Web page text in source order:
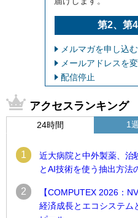
第2、第
メルマガを申し込む
メールアドレスを
配信停止
アクセスランキング
24時間
1
近大病院と中外製薬、治
とAI技術を使う抽出方法
2
【COMPUTEX 2026：
経済成長とエコシステム
1